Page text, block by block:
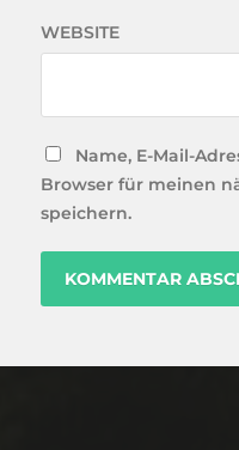
WEBSITE
Name, E-Mail-
Browser für meinen
speichern.